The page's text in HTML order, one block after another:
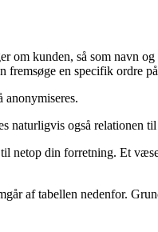
om kunden, så som navn
fremsøge en specifik ordre
anonymiseres.
naturligvis også relationen
netop din forretning. Et
af tabellen nedenfor.